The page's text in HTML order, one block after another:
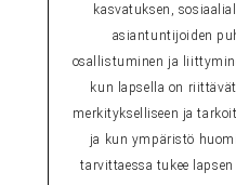
kasvatuksen,
asiantuntijoiden
osallistuminen ja
kun lapsella on
merkitykselliseen ja
ja kun ympäristö
tarvittaessa tukee